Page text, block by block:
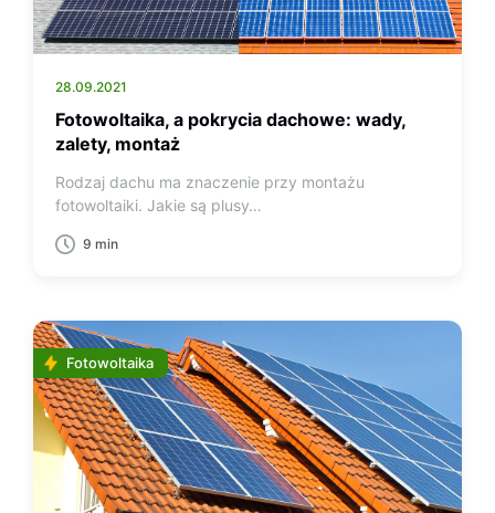
28.09.2021
Fotowoltaika, a pokrycia dachowe: wady,
zalety, montaż
Rodzaj dachu ma znaczenie przy montażu
fotowoltaiki. Jakie są plusy…
9 min
Fotowoltaika